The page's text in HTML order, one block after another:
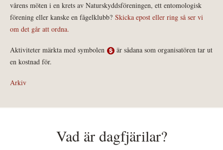
vårens möten i en krets av Naturskyddsföreningen, ett entomologisk
förening eller kanske en fågelklubb? Skicka epost eller ring så ser vi
om det går att ordna.
Aktiviteter märkta med symbolen
är sådana som organisatören tar ut
en kostnad för.
Arkiv
Vad är dagfjärilar?